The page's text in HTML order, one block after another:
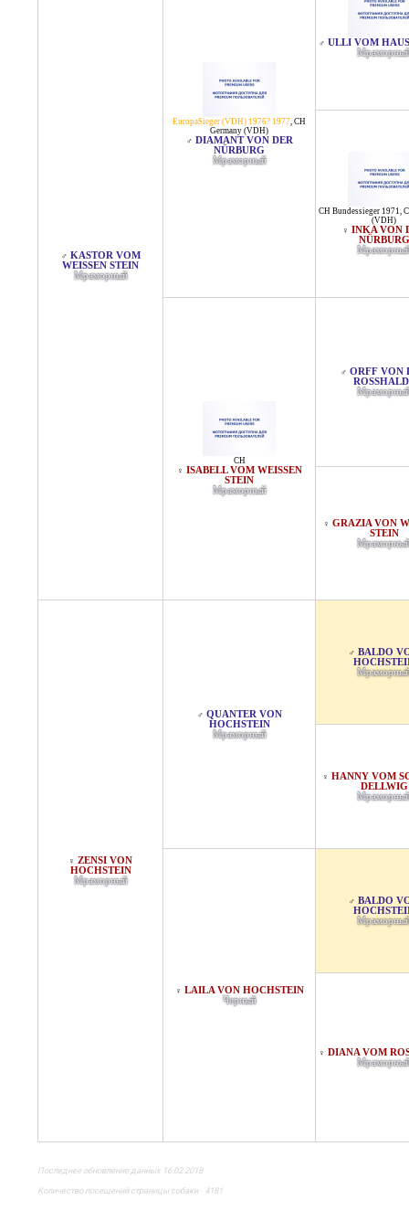
♂ KASTOR VOM
WEISSEN STEIN
Мраморный
EuropaSieger (VDH) 1976? 1977, CH
Germany (VDH)
♂ DIAMANT VON DER
NÜRBURG
Мраморный
♂ ULLI VOM
CH Bundessieger 1971,
(VDH)
♀ INKA VON
NÜRBURG
CH
♀ ISABELL VOM WEISSEN S
TEIN
Мраморный
♂ ORFF VON
ROSSHALDE
♀ GRAZIA VON
STEIN
♀ ZENSI VON
HOCHSTEIN
Мраморный
♂ QUANTER VON
HOCHSTEIN
Мраморный
♂ BALDO
♀ HANNY VOM
DELLWIG
♀ LAILA VON HOCHSTEIN
Черный
♂ BALDO
♀ DIANA VOM
Последнее обновление данных 16.02.2018
Количество посещений страницы собаки - 4181